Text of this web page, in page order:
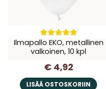
Ilmapallo EKO, metallinen
valkoinen, 10 kpl
€ 4,92
LISÄÄ OSTOSKORIIN